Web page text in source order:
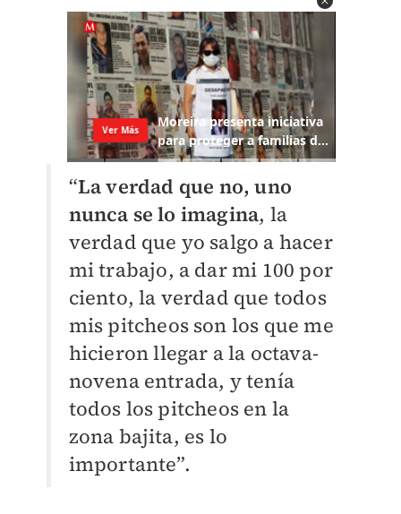
“La verdad que no, uno
nunca se lo imagina, la
verdad que yo salgo a hacer
mi trabajo, a dar mi 100 por
ciento, la verdad que todos
mis pitcheos son los que me
hicieron llegar a la octava-
novena entrada, y tenía
todos los pitcheos en la
zona bajita, es lo
importante”.